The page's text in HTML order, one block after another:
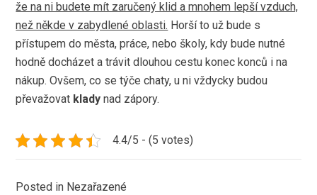
že na ni budete mít zaručený klid a mnohem lepší vzduch,
než někde v zabydlené oblasti. Horší to už bude s
přístupem do města, práce, nebo školy, kdy bude nutné
hodně docházet a trávit dlouhou cestu konec konců i na
nákup. Ovšem, co se týče chaty, u ni vždycky budou
převažovat klady nad zápory.
4.4/5 - (5 votes)
Posted in Nezařazené